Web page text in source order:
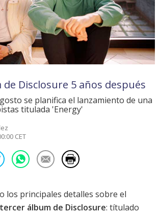
Disclosure 5 años después
se planifica el lanzamiento de una
titulada 'Energy'
CET
los principales detalles sobre el
tercer álbum de Disclosure: títulado